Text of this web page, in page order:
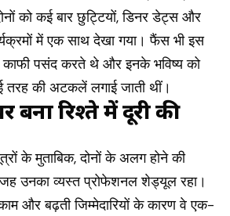
को कई बार छुट्टियों, डिनर डेट्स और
में एक साथ देखा गया। फैंस भी इस
काफी पसंद करते थे और इनके भविष्य को
की अटकलें लगाई जाती थीं।
बना रिश्ते में दूरी की
के मुताबिक, दोनों के अलग होने की
उनका व्यस्त प्रोफेशनल शेड्यूल रहा।
और बढ़ती जिम्मेदारियों के कारण वे एक-